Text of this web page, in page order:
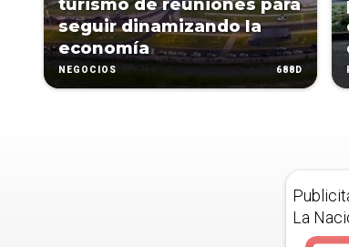
turismo de reuniones para
seguir dinamizando la
economía
NEGOCIOS 688D
La